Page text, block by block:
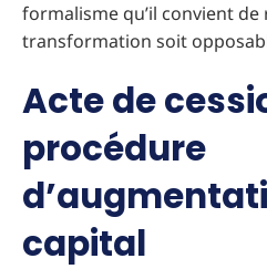
formalisme qu’il convient
transformation soit
Acte de
procédure
capital